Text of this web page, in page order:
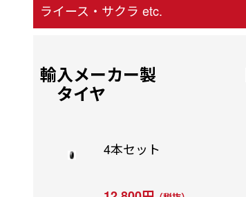
ライース・サクラ etc.
輸入メーカー製
タイヤ
4本セット